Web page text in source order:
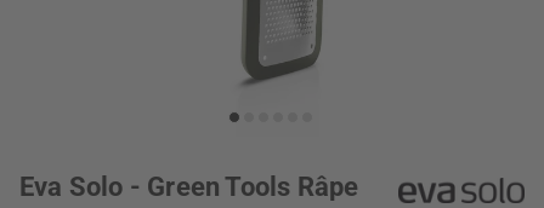
Eva Solo - Green Tools Râpe